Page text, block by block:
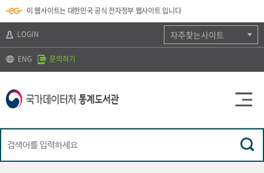
바
로
기
가
기
k
t
)
바
로
기
보
바
가
기
이 웹사이트는 대한민국 공식 전자정부 웹사이트 입니다
LOGIN
ENG 문의하기
자주찾는사이트